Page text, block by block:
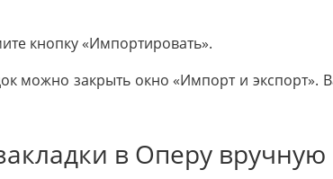
кнопку «Импортировать».
можно закрыть окно «Импорт и экспорт».
в Оперу вручную